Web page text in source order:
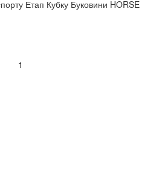
Етап Кубку Буковини HORSE
1